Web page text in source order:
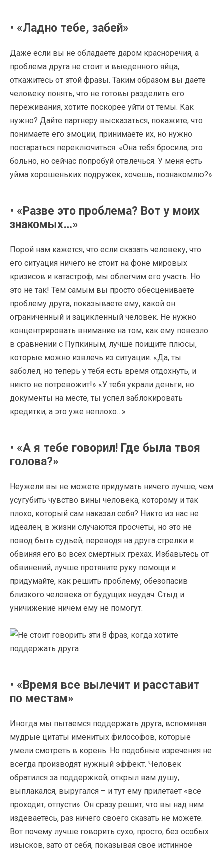
• «Ладно тебе, забей»
Даже если вы не обладаете даром красноречия, а
проблема друга не стоит и выеденного яйца,
откажитесь от этой фразы. Таким образом вы даете
человеку понять, что не готовы разделить его
переживания, хотите поскорее уйти от темы. Как
нужно? Дайте партнеру высказаться, покажите, что
понимаете его эмоции, принимаете их, но нужно
постараться переключиться. «Она тебя бросила, это
больно, но сейчас попробуй отвлечься. У меня есть
уйма хорошеньких подружек, хочешь, познакомлю?»
• «Разве это проблема? Вот у моих
знакомых…»
Порой нам кажется, что если сказать человеку, что
его ситуация ничего не стоит на фоне мировых
кризисов и катастроф, мы облегчим его участь. Но
это не так! Тем самым вы просто обесцениваете
проблему друга, показываете ему, какой он
ограниченный и зацикленный человек. Не нужно
концентрировать внимание на том, как ему повезло
в сравнении с Пупкиным, лучше поищите плюсы,
которые можно извлечь из ситуации. «Да, ты
заболел, но теперь у тебя есть время отдохнуть, и
никто не потревожит!» «У тебя украли деньги, но
документы на месте, ты успел заблокировать
кредитки, а это уже неплохо…»
• «А я тебе говорил! Где была твоя
голова?»
Неужели вы не можете придумать ничего лучше, чем
усугубить чувство вины человека, которому и так
плохо, который сам наказал себя? Никто из нас не
идеален, в жизни случаются просчеты, но это не
повод быть судьей, переводя на друга стрелки и
обвиняя его во всех смертных грехах. Избавьтесь от
обвинений, лучше протяните руку помощи и
придумайте, как решить проблему, обезопасив
близкого человека от будущих неудач. Стыд и
уничижение ничем ему не помогут.
• «Время все вылечит и расставит
по местам»
Иногда мы пытаемся поддержать друга, вспоминая
мудрые цитаты именитых философов, которые
умели смотреть в корень. Но подобные изречения не
всегда производят нужный эффект. Человек
обратился за поддержкой, открыл вам душу,
выплакался, выругался – и тут ему прилетает «все
проходит, отпусти». Он сразу решит, что вы над ним
издеваетесь, раз ничего своего сказать не можете.
Вот почему лучше говорить сухо, просто, без особых
изысков, зато от себя, показывая свое истинное